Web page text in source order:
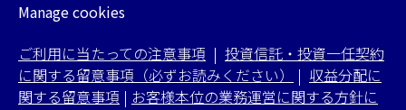
Manage cookies
ご利用に当たっての注意事項 | 投資信託・投資一任契約
に関する留意事項（必ずお読みください）
| 収益分配に
関する留意事項 | お客様本位の業務運営に関する方針に